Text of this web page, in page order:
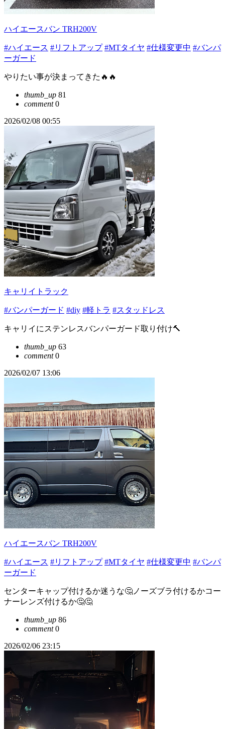
ハイエースバン TRH200V
#ハイエース #リフトアップ #MTタイヤ #仕様変更中 #バンパ
ーガード
やりたい事が決まってきた🔥🔥
thumb_up 81
comment0
2026/02/08 00:55
キャリイトラック
#バンパーガード #diy #軽トラ #スタッドレス
キャリイにステンレスバンパーガード取り付け🔨
thumb_up 63
comment0
2026/02/07 13:06
ハイエースバン TRH200V
#ハイエース #リフトアップ #MTタイヤ #仕様変更中 #バンパ
ーガード
センターキャップ付けるか迷うな🤔ノーズブラ付けるかコー
ナーレンズ付けるか🤔🤔
thumb_up 86
comment0
2026/02/06 23:15